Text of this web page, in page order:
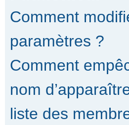
Comment
paramètres ?
Comment
nom
liste des